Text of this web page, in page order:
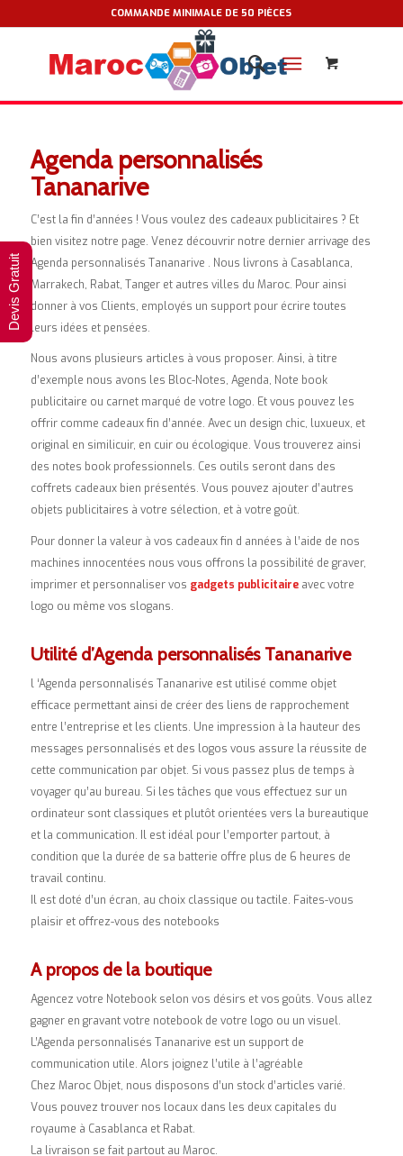
COMMANDE MINIMALE DE 50 PIÈCES
Agenda personnalisés
Tananarive
C’est la fin d’années ! Vous voulez des cadeaux publicitaires ? Et
bien visitez notre page. Venez découvrir notre dernier arrivage des
Agenda personnalisés Tananarive . Nous livrons à Casablanca,
Marrakech, Rabat, Tanger et autres villes du Maroc. Pour ainsi
donner à vos Clients, employés un support pour écrire toutes
leurs idées et pensées.
Nous avons plusieurs articles à vous proposer. Ainsi, à titre
d’exemple nous avons les Bloc-Notes, Agenda, Note book
publicitaire ou carnet marqué de votre logo. Et vous pouvez les
offrir comme cadeaux fin d’année. Avec un design chic, luxueux, et
original en similicuir, en cuir ou écologique. Vous trouverez ainsi
des notes book professionnels. Ces outils seront dans des
coffrets cadeaux bien présentés. Vous pouvez ajouter d’autres
objets publicitaires à votre sélection, et à votre goût.
Pour donner la valeur à vos cadeaux fin d années à l’aide de nos
machines innocentées nous vous offrons la possibilité de graver,
imprimer et personnaliser vos gadgets publicitaire avec votre
logo ou même vos slogans.
Utilité d’Agenda personnalisés Tananarive
l ‘Agenda personnalisés Tananarive est utilisé comme objet
efficace permettant ainsi de créer des liens de rapprochement
entre l’entreprise et les clients. Une impression à la hauteur des
messages personnalisés et des logos vous assure la réussite de
cette communication par objet. Si vous passez plus de temps à
voyager qu’au bureau. Si les tâches que vous effectuez sur un
ordinateur sont classiques et plutôt orientées vers la bureautique
et la communication. Il est idéal pour l’emporter partout, à
condition que la durée de sa batterie offre plus de 6 heures de
travail continu.
Il est doté d’un écran, au choix classique ou tactile. Faites-vous
plaisir et offrez-vous des notebooks
A propos de la boutique
Agencez votre Notebook selon vos désirs et vos goûts. Vous allez
gagner en gravant votre notebook de votre logo ou un visuel.
L’Agenda personnalisés Tananarive est un support de
communication utile. Alors joignez l’utile à l’agréable
Chez Maroc Objet, nous disposons d’un stock d’articles varié.
Vous pouvez trouver nos locaux dans les deux capitales du
royaume à Casablanca et Rabat.
La livraison se fait partout au Maroc.
Devis Gratuit